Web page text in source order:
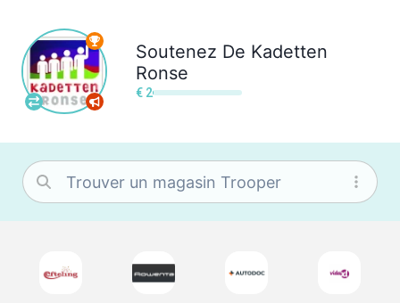
Soutenez De Kadetten
Ronse
€ 2